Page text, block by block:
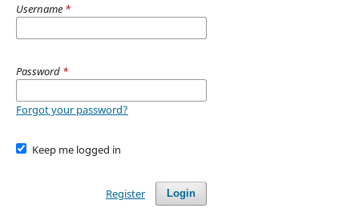
Username *
Password *
Forgot your password?
Keep me logged in
Login
Register